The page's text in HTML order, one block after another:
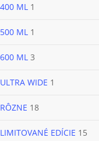
400 ML 1
500 ML 1
600 ML 3
ULTRA WIDE 1
RÔZNE 18
LIMITOVANÉ EDÍCIE 15